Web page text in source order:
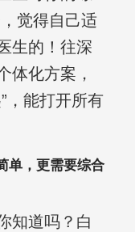
觉得自己适
生的！往深
体化方案，
，能打开所有
单，更需要综合
知道吗？白